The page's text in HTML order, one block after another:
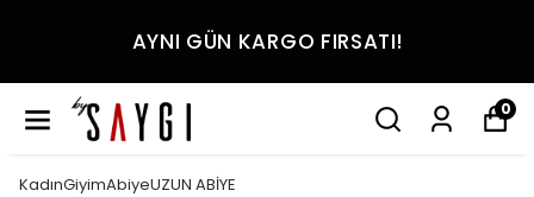
AYNI GÜN KARGO FIRSATI!
0
KadınGiyimAbiyeUZUN ABİYE